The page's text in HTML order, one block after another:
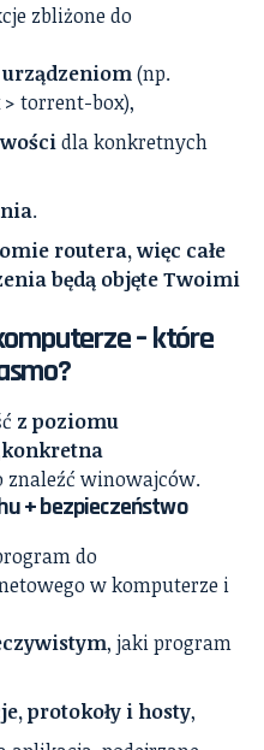
zbliżone do
(np.
torrent-box),
dla konkretnych
.
routera, więc całe
będą objęte Twoimi
– które
z poziomu
znaleźć winowajców.
+ bezpieczeństwo
do
w komputerze i
, jaki program
protokoły i hosty,